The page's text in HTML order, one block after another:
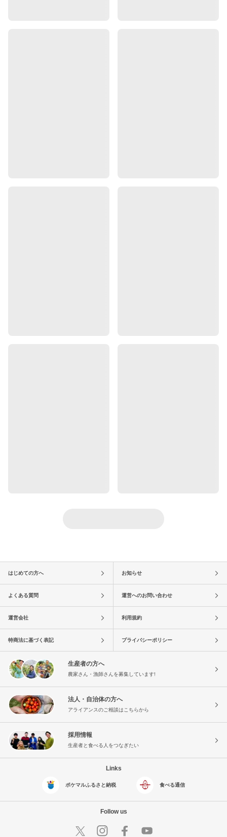
はじめての方へ お知らせ
よくある質問 運営へのお問い合わせ
運営会社 利用規約
特商法に基づく表記 プライバシーポリシー
生産者の方へ
農家さん・漁師さんを募集しています!
法人・自治体の方へ
アライアンスのご相談はこちらから
採用情報
生産者と食べる人をつなぎたい
Links
ポケマルふるさと納税 食べる通信
Follow us